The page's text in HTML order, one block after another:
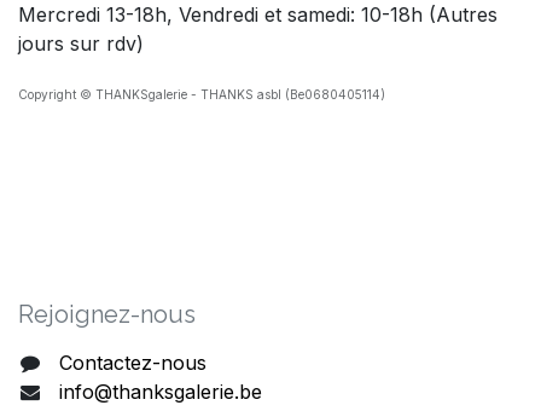
Mercredi 13-18h, Vendredi et samedi: 10-18h (Autres
jours sur rdv)
Copyright © THANKSgalerie - THANKS asbl (Be0680405114)
Rejoig​nez-nous
Contactez-nous
info@thanksgalerie.be